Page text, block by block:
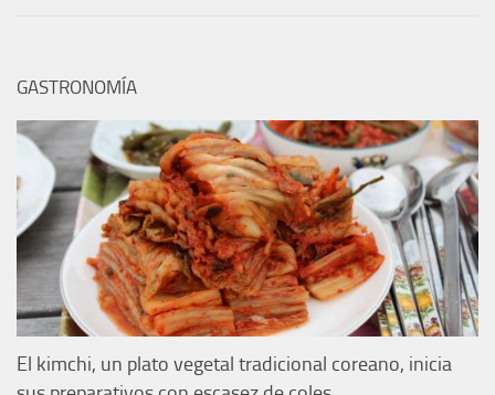
GASTRONOMÍA
El kimchi, un plato vegetal tradicional coreano, inicia